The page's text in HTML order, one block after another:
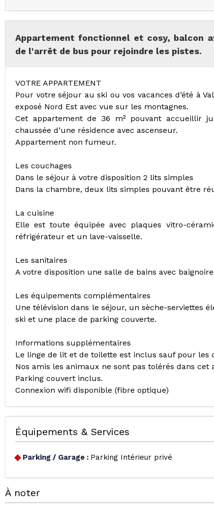
Appartement fonctionnel et cosy, balcon
de l'arrêt de bus pour rejoindre les pistes.
VOTRE APPARTEMENT
Pour votre séjour au ski ou vos vacances d’été à
exposé Nord Est avec vue sur les montagnes.
Cet appartement de 36 m² pouvant accueillir
chaussée d’une résidence avec ascenseur.
Appartement non fumeur.
Les couchages
Dans le séjour à votre disposition 2 lits simples
Dans la chambre, deux lits simples pouvant être
La cuisine
Elle est toute équipée avec plaques vitro-
réfrigérateur et un lave-vaisselle.
Les sanitaires
A votre disposition une salle de bains avec
Les équipements complémentaires
Une télévision dans le séjour, un sèche-serviettes
ski et une place de parking couverte.
Informations supplémentaires
Le linge de lit et de toilette est inclus sauf pour les
Nos amis les animaux ne sont pas tolérés dans cet
Parking couvert inclus.
Connexion wifi disponible (fibre optique)
Équipements & Services
Parking / Garage : Parking Intérieur privé
À noter